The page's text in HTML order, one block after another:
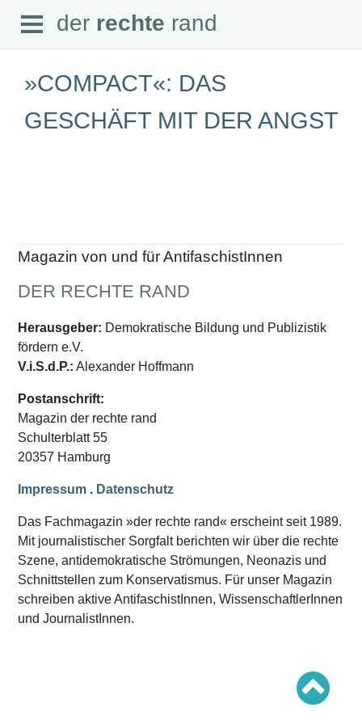
der rechte rand
Abonnement
Downloads
Datenschutz
SCHWERPUNKTE
Schwerpunkte Übersicht
Schwerpunkt AFD-Verbot
Schwerpunkt »Identitäre Bewegung«
Schwerpunkt »Reichsbürger«
Schwerpunkt NPD
Ausgaben Übersicht
Ausgabe 220
Ausgabe 219
Ausgabe 217
Ausgabe 216
Open
Menu
der rechte rand
»COMPACT«: DAS
GESCHÄFT MIT DER ANGST
Magazin von und für AntifaschistInnen
DER RECHTE RAND
Herausgeber: Demokratische Bildung und Publizistik
fördern e.V.
V.i.S.d.P.: Alexander Hoffmann
Postanschrift:
Magazin der rechte rand
Schulterblatt 55
20357 Hamburg
Impressum . Datenschutz
Das Fachmagazin »der rechte rand« erscheint seit 1989.
Mit journalistischer Sorgfalt berichten wir über die rechte
Szene, antidemokratische Strömungen, Neonazis und
Schnittstellen zum Konservatismus. Für unser Magazin
schreiben aktive AntifaschistInnen, WissenschaftlerInnen
und JournalistInnen.